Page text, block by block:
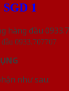
1
0933.707707
như sau: